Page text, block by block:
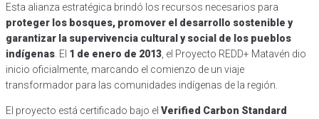
Esta alianza estratégica brindó los recursos necesarios para
proteger los bosques, promover el desarrollo sostenible y
garantizar la supervivencia cultural y social de los pueblos
indígenas . El 1 de enero de 2013 , el Proyecto REDD+ Matavén dio
inicio oficialmente, marcando el comienzo de un viaje
transformador para las comunidades indígenas de la región.
El proyecto está certificado bajo el Verified Carbon Standard